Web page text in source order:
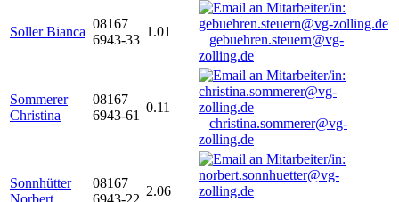
Soller Bianca
08167
6943-33
1.01
gebuehren.steuern@vg-
zolling.de
Sommerer
Christina
08167
6943-61
0.11
christina.sommerer@vg-
zolling.de
Sonnhütter
08167
2.06